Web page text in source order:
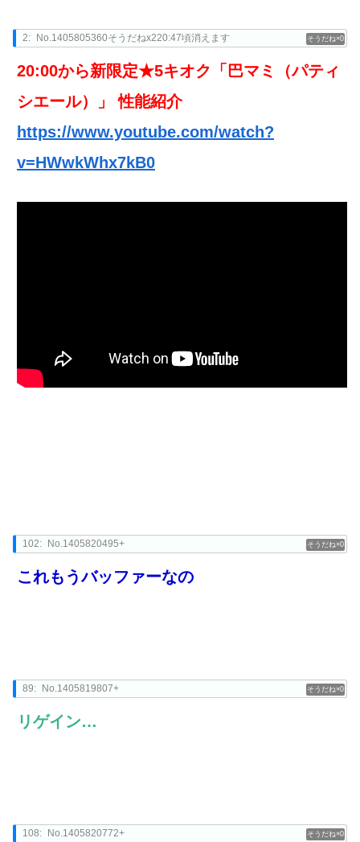
0
2: No.1405805360そうだねx220:47頃消えます
20:00から新限定★5キオク「巴マミ（パティ
シエール）」 性能紹介
https://www.youtube.com/watch?
v=HWwkWhx7kB0
0
102: No.1405820495+
これもうバッファーなの
0
89: No.1405819807+
リゲイン…
0
108: No.1405820772+